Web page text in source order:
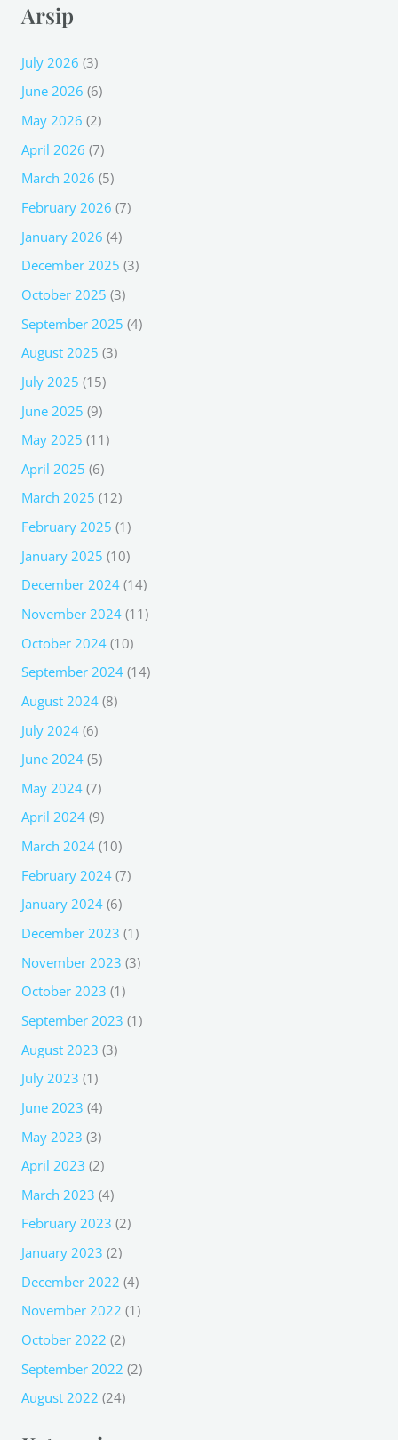
Arsip
July 2026 (3)
June 2026 (6)
May 2026 (2)
April 2026 (7)
March 2026 (5)
February 2026 (7)
January 2026 (4)
December 2025 (3)
October 2025 (3)
September 2025 (4)
August 2025 (3)
July 2025 (15)
June 2025 (9)
May 2025 (11)
April 2025 (6)
March 2025 (12)
February 2025 (1)
January 2025 (10)
December 2024(14)
November 2024(11)
October 2024(10)
September 2024(14)
August 2024(8)
July 2024(6)
June 2024(5)
May 2024(7)
April 2024(9)
March 2024(10)
February 2024(7)
January 2024(6)
December 2023 (1)
November 2023 (3)
October 2023 (1)
September 2023 (1)
August 2023 (3)
July 2023 (1)
June 2023 (4)
May 2023 (3)
April 2023 (2)
March 2023 (4)
February 2023 (2)
January 2023 (2)
December 2022 (4)
November 2022 (1)
October 2022 (2)
September 2022 (2)
August 2022 (24)